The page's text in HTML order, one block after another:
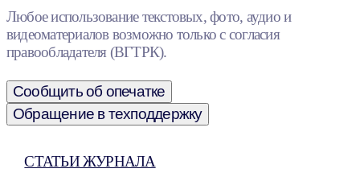
Любое использование текстовых, фото, аудио и
видеоматериалов возможно только с согласия
правообладателя (ВГТРК).
Сообщить об опечатке
Обращение в техподдержку
СТАТЬИ ЖУРНАЛА